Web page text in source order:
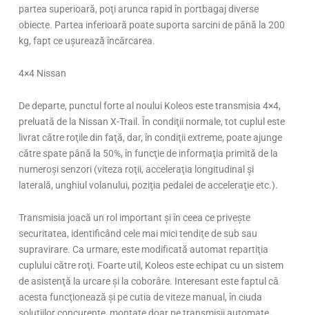
partea superioară, poţi arunca rapid în portbagaj diverse
obiecte. Partea inferioară poate suporta sarcini de până la 200
kg, fapt ce uşurează încărcarea.
4×4 Nissan
De departe, punctul forte al noului Koleos este transmisia 4×4,
preluată de la Nissan X-Trail. În condiţii normale, tot cuplul este
livrat către roţile din faţă, dar, în condiţii extreme, poate ajunge
către spate până la 50%, în funcţie de informaţia primită de la
numeroşi senzori (viteza roţii, acceleraţia longitudinal şi
laterală, unghiul volanului, poziţia pedalei de acceleraţie etc.).
Transmisia joacă un rol important şi în ceea ce priveşte
securitatea, identificând cele mai mici tendiţe de sub sau
supravirare. Ca urmare, este modificată automat repartiţia
cuplului către roţi. Foarte util, Koleos este echipat cu un sistem
de asistenţă la urcare şi la coborâre. Interesant este faptul că
acesta funcţionează şi pe cutia de viteze manual, în ciuda